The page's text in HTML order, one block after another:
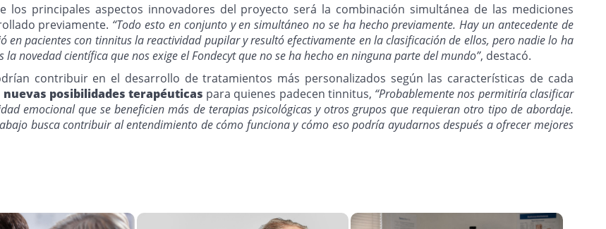
principales aspectos innovadores del proyecto será la combinación simultánea de las mediciones
previamente. “Todo esto en conjunto y en simultáneo no se ha hecho previamente. Hay un antecedente de
pacientes con tinnitus la reactividad pupilar y resultó efectivamente en la clasificación de ellos, pero nadie lo ha
novedad científica que nos exige el Fondecyt que no se ha hecho en ninguna parte del mundo”, destacó.
contribuir en el desarrollo de tratamientos más personalizados según las características de cada
posibilidades terapéuticas para quienes padecen tinnitus, “Probablemente nos permitiría clasificar
emocional que se beneficien más de terapias psicológicas y otros grupos que requieran otro tipo de abordaje.
busca contribuir al entendimiento de cómo funciona y cómo eso podría ayudarnos después a ofrecer mejores